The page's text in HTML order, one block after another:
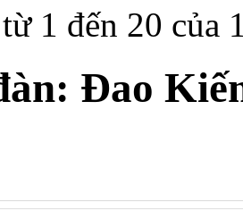
1 đến 20 của
Đao